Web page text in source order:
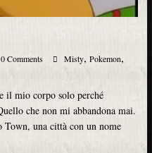
0 Comments Misty, Pokemon,
il mio corpo solo perché
che non mi abbandona mai.
una città con un nome